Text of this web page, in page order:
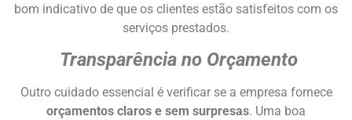
bom indicativo de que os clientes estão satisfeitos com os
serviços prestados.
Transparência no Orçamento
Outro cuidado essencial é verificar se a empresa fornece
orçamentos claros e sem surpresas. Uma boa